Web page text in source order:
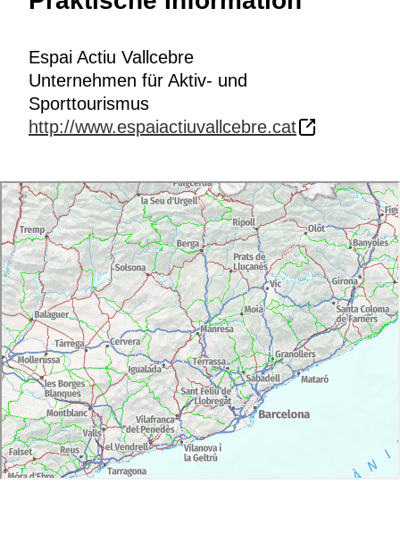
Espai Actiu Vallcebre
Unternehmen für Aktiv- und
Sporttourismus
http://www.espaiactiuvallcebre.cat